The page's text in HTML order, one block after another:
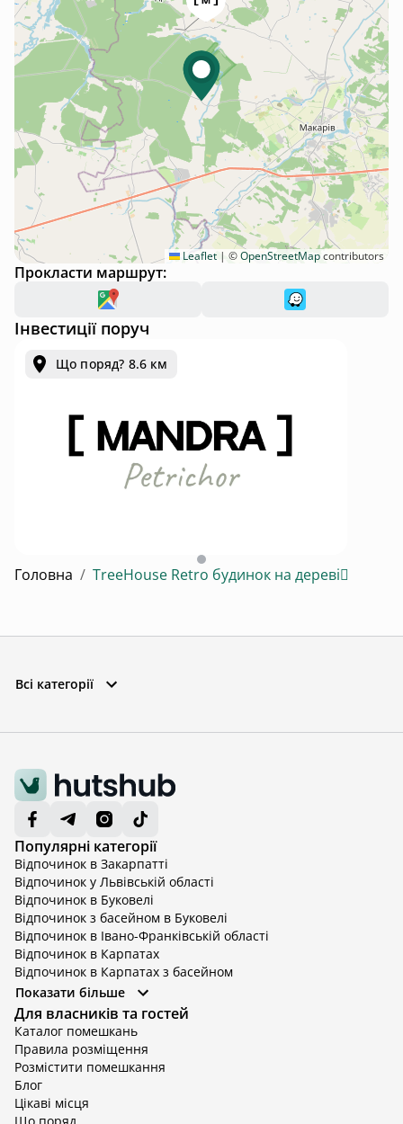
Leaflet | ©OpenStreetMapcontributors
Прокласти маршрут:
Інвестиції поруч
Що поряд? 8.6 км
Головна / TreeHouse Retro будинок на дереві🪾
Всі категорії
Популярні категорії
Відпочинок в Закарпатті
Відпочинок у Львівській області
Відпочинок в Буковелі
Відпочинок з басейном в Буковелі
Відпочинок в Івано-Франківській області
Відпочинок в Карпатах
Відпочинок в Карпатах з басейном
Відпочинок в Київській області
Відпочинок в Київській області з басейном
Відпочинок в Тернопільській області
Відпочинок у Вінницькій області
Відпочинок в Яремче
Відпочинок у Львівській області з басейном
Відпочинок з басейном в Тернопільській області
Показати більше
Для власників та гостей
Каталог помешкань
Правила розміщення
Розмістити помешкання
Блог
Цікаві місця